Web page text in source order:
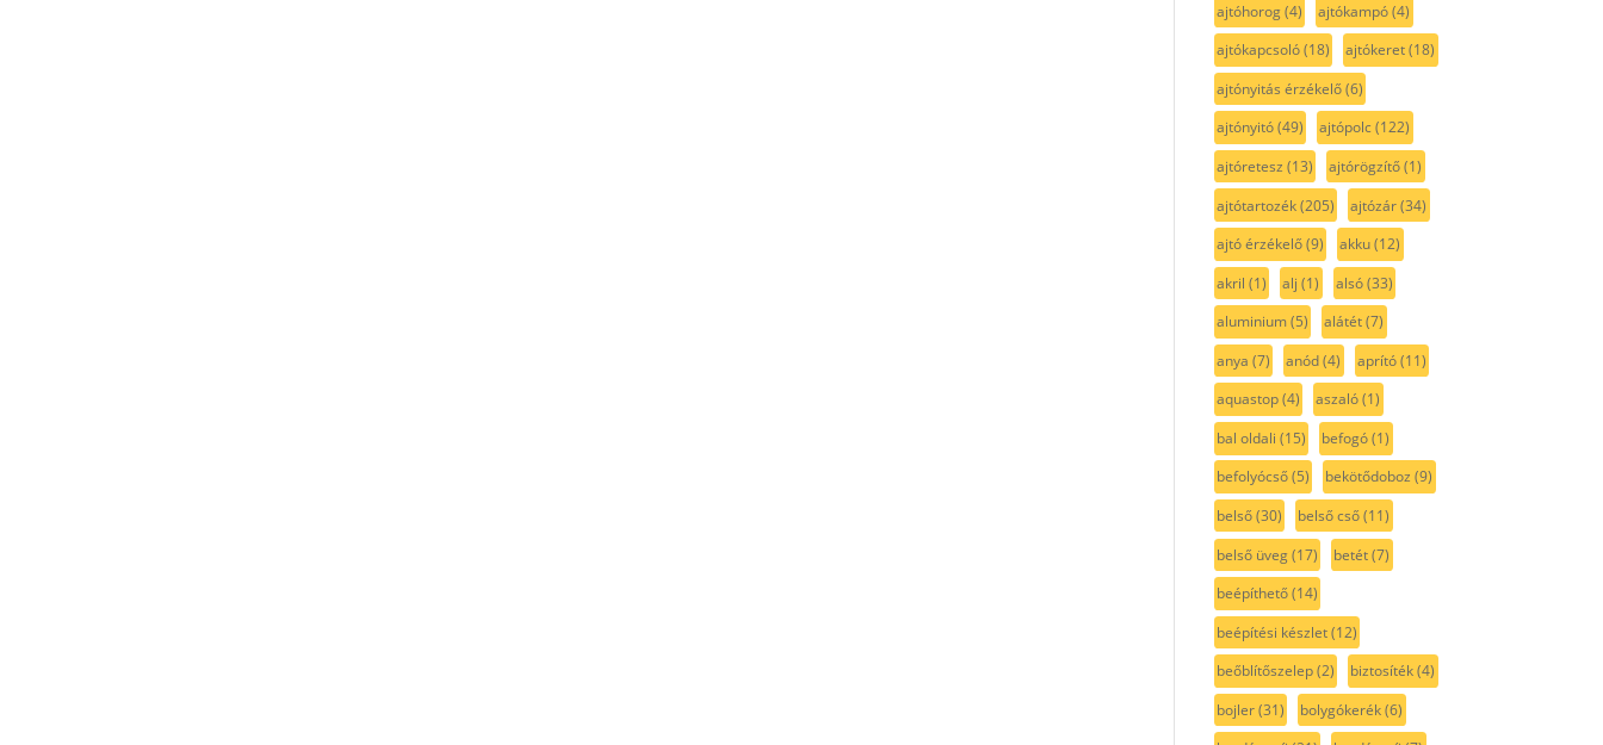
ajtóhorog(4) ajtókampó(4)
ajtókapcsoló(18) ajtókeret(18)
ajtónyitás érzékelő(6)
ajtónyitó(49) ajtópolc(122)
ajtóretesz (13) ajtórögzítő(1)
ajtótartozék(205) ajtózár(34)
ajtó érzékelő(9) akku(12)
akril (1) alj (1) alsó(33)
aluminium(5) alátét(7)
anya (7) anód(4) aprító(11)
aquastop(4) aszaló(1)
bal oldali (15) befogó(1)
befolyócső(5) bekötődoboz (9)
belső(30) belső cső(11)
belső üveg(17) betét(7)
beépíthető(14)
beépítési készlet(12)
beőblítőszelep(2) biztosíték(4)
bojler(31) bolygókerék(6)